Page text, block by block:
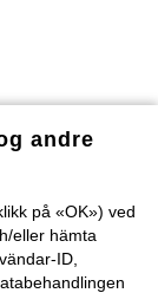
andre
på «OK») ved
eller hämta
ID,